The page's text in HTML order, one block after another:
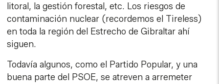
litoral, la gestión forestal, etc. Los riesgos de
contaminación nuclear (recordemos el Tireless)
en toda la región del Estrecho de Gibraltar ahí
siguen.
Todavía algunos, como el Partido Popular, y una
buena parte del PSOE, se atreven a arremeter